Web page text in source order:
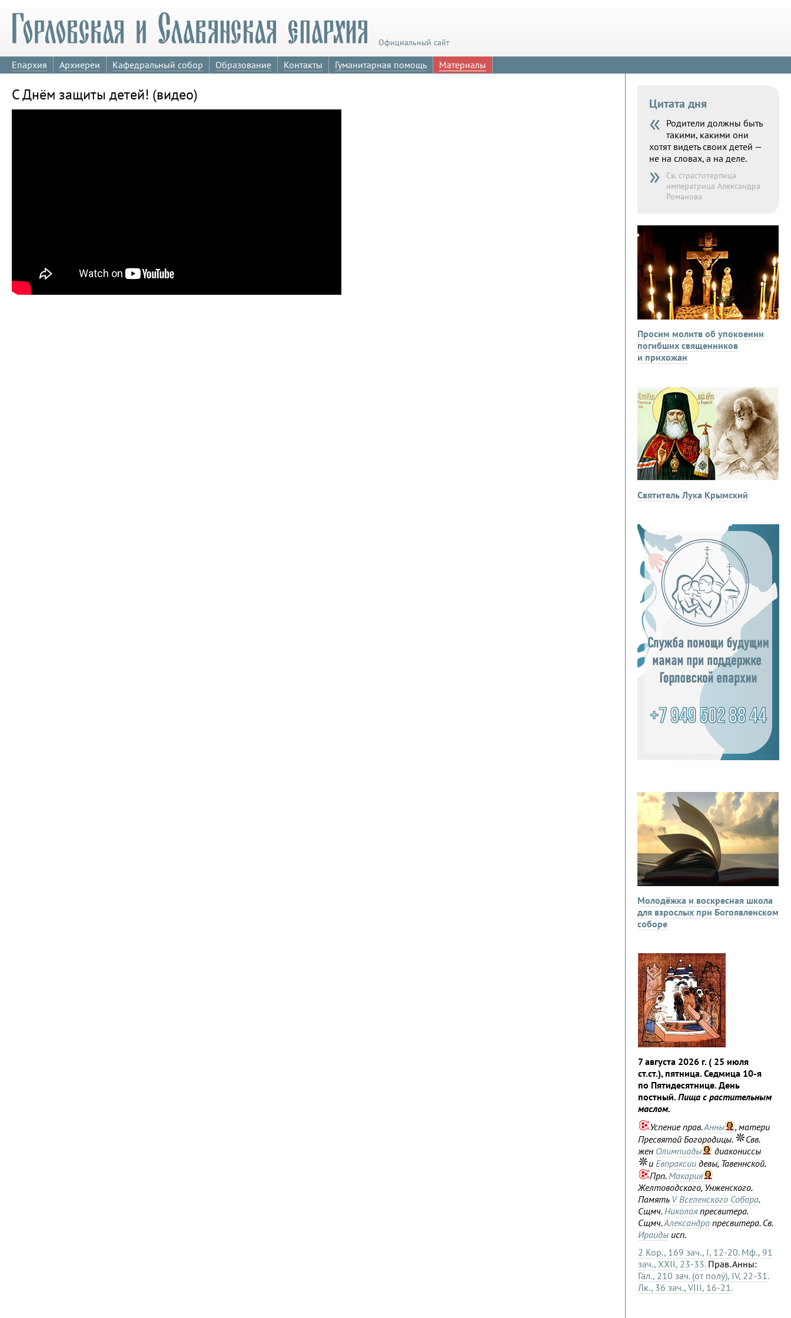
Официальный сайт
Епархия Архиереи Кафедральный собор Образование Контакты Гуманитарная помощь Материалы
С Днём защиты детей! (видео) Цитата дня
« Родители должны быть
такими, какими они
хотят видеть своих детей —
не на словах, а на деле.
»
Св. страстотерпица
императрица Александра
Романова
Просим молитв об упокоении
погибших священников
и прихожан
Святитель Лука Крымский
Молодёжка и воскресная школа
для взрослых при Богоявленском
соборе
7 августа 2026 г. ( 25 июля
ст.ст.), пятница. Седмица 10-я
по Пятидесятнице. День
постный.Пища с растительным
маслом.
Успение прав.Анны
, матери
Пресвятой Богородицы.
Свв.
жен Олимпиады
диакониссы
и Евпраксии девы, Тавеннской.
Прп.Макария
Желтоводского, Унженского.
Память V Вселенского Собора.
Сщмч.Николая пресвитера.
Сщмч.Александра пресвитера. Св.
Ираиды исп.
2 Кор., 169 зач., I, 12-20. Мф., 91
зач., XXII, 23-33.Прав. Анны:
Гал., 210 зач. (от полу́), IV, 22-31.
Лк., 36 зач., VIII, 16-21.